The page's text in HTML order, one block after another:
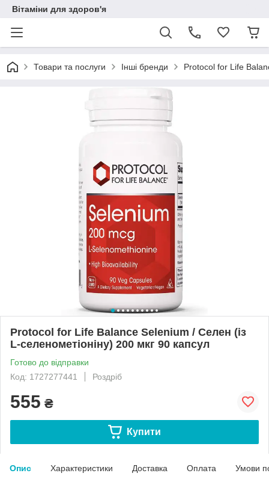
Вітаміни для здоров'я
Товари та послуги Інші бренди Protocol for Life
Protocol for Life Balance Selenium / Селен (із
L-селенометіоніну) 200 мкг 90 капсул
Готово до відправки
Код: 1727277441
Роздріб
555 ₴
Купити
Опис Характеристики Доставка Оплата Умови